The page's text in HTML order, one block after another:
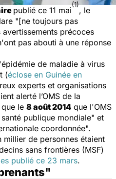
publié ce 11 mai
(1)
, le
"[ne toujours pas
précoces
pas abouti à une réponse
de maladie à virus
(éclose en Guinée en
experts et organisations
alerté l’OMS de la
le 8 août 2014 que l'OMS
publique mondiale" et
coordonnée".
de personnes étaient
sans frontières (MSF)
publié ce 23 mars.